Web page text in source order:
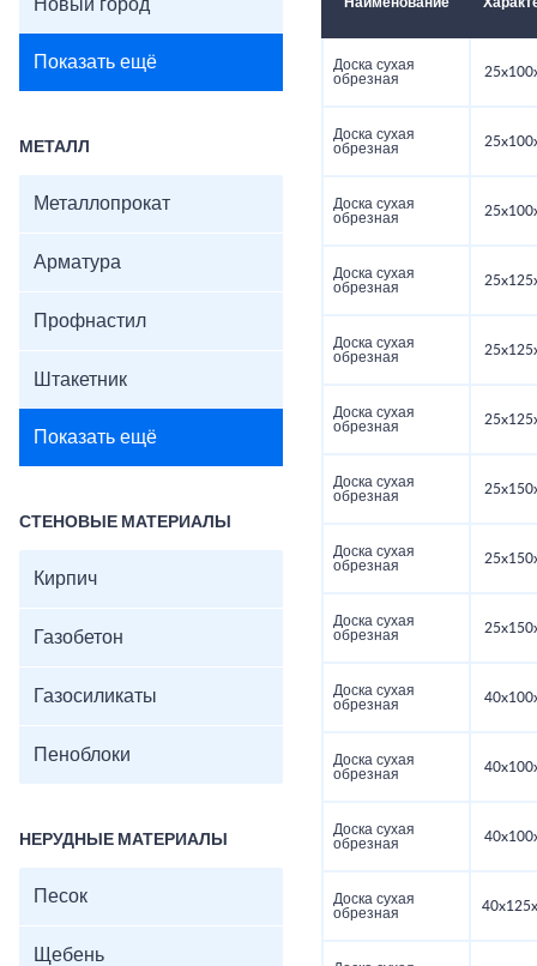
Новый город
Показать ещё
МЕТАЛЛ
Металлопрокат
Арматура
Профнастил
Штакетник
Показать ещё
СТЕНОВЫЕ МАТЕРИАЛЫ
Кирпич
Газобетон
Газосиликаты
Пеноблоки
НЕРУДНЫЕ МАТЕРИАЛЫ
Песок
Щебень
Доска сухая
обрезная
Доска сухая
обрезная
Доска сухая
обрезная
Доска сухая
обрезная
Доска сухая
обрезная
Доска сухая
обрезная
Доска сухая
обрезная
Доска сухая
обрезная
Доска сухая
обрезная
Доска сухая
обрезная
Доска сухая
обрезная
Доска сухая
обрезная
Доска сухая
обрезная